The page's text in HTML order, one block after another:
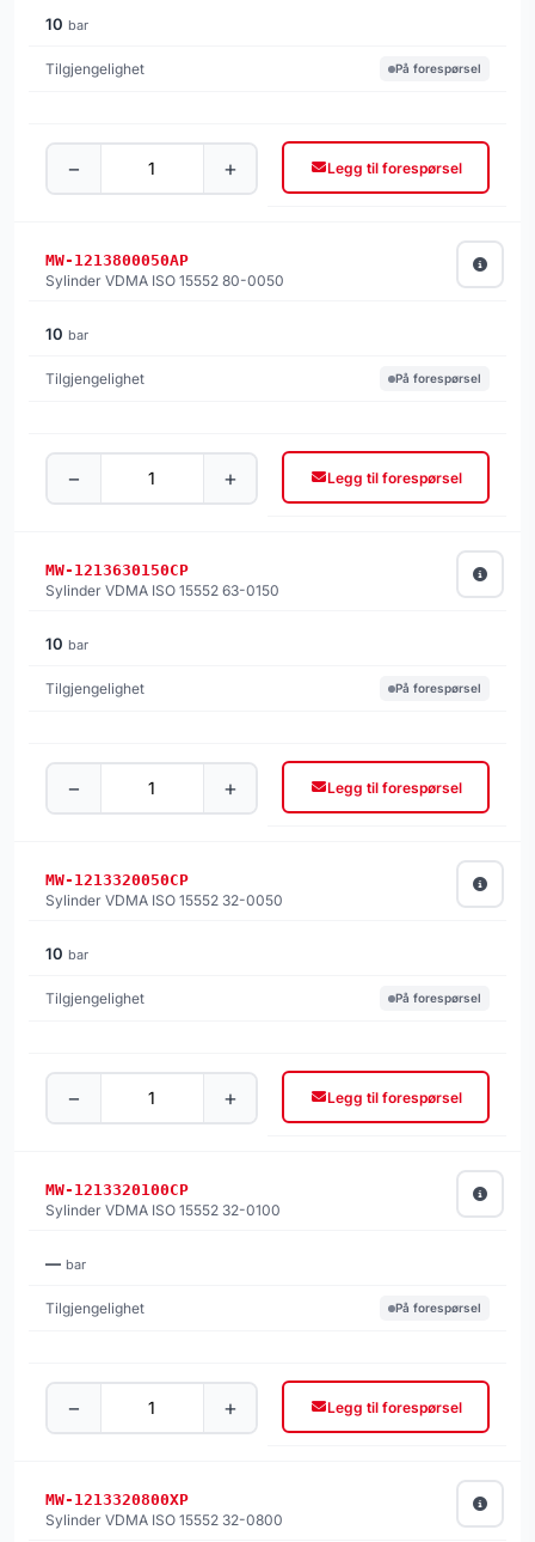
10 bar
På forespørsel
− + Legg til forespørsel
MW-1213800050AP
Sylinder VDMA ISO 15552 80-0050
10 bar
På forespørsel
− + Legg til forespørsel
MW-1213630150CP
Sylinder VDMA ISO 15552 63-0150
10 bar
På forespørsel
− + Legg til forespørsel
MW-1213320050CP
Sylinder VDMA ISO 15552 32-0050
10 bar
På forespørsel
− + Legg til forespørsel
MW-1213320100CP
Sylinder VDMA ISO 15552 32-0100
— bar
På forespørsel
− + Legg til forespørsel
MW-1213320800XP
Sylinder VDMA ISO 15552 32-0800